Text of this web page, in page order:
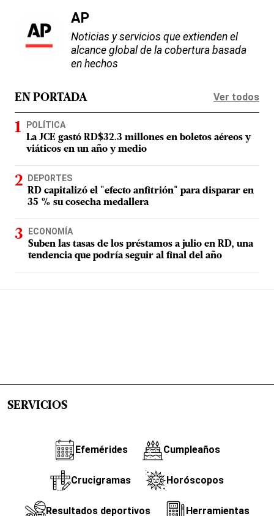
AP
Noticias y servicios que extienden el
alcance global de la cobertura basada
en hechos
EN PORTADA Ver todos
POLÍTICA
La JCE gastó RD$32.3 millones en boletos aéreos y
viáticos en un año y medio
DEPORTES
RD capitalizó el "efecto anfitrión" para disparar en
35 % su cosecha medallera
ECONOMÍA
Suben las tasas de los préstamos a julio en RD, una
tendencia que podría seguir al final del año
SERVICIOS
Efemérides Cumpleaños
Crucigramas Horóscopos
Resultados deportivos Herramientas